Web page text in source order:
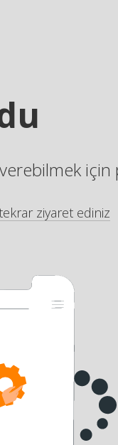
için
ziyaret ediniz